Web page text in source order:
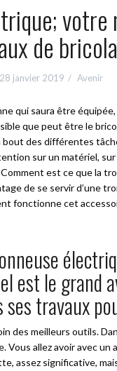
votre
de
28 janvier 2019 Avenir
qui saura être
que peut être le
des différentes
sur un matériel,
est ce que la
de se servir d’une
fonctionne cet
est le grand
travaux
des meilleurs outils.
Vous allez avoir avec
assez significative,